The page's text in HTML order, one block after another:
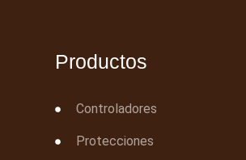
Productos
Controladores
Protecciones